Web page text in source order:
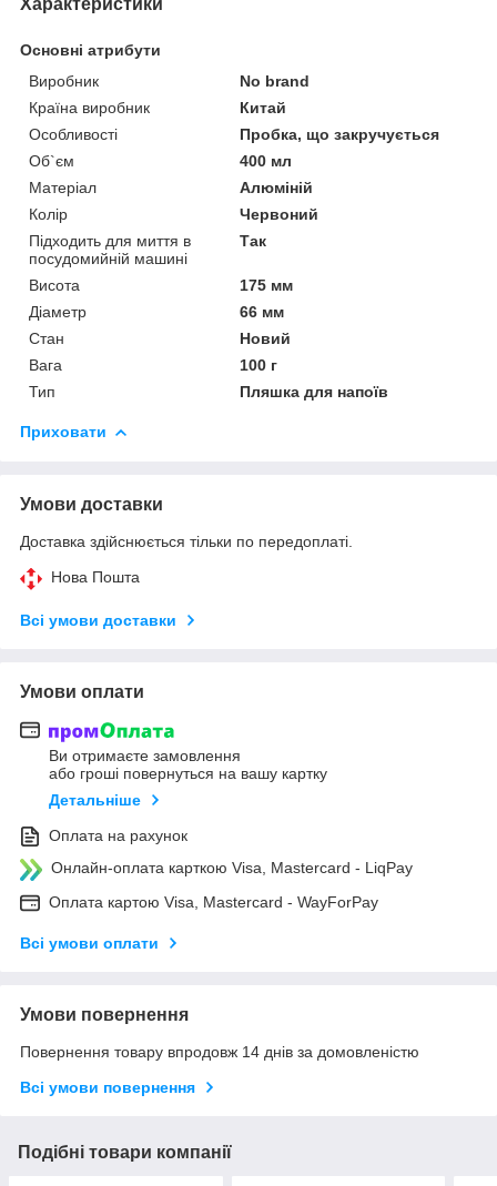
Основні атрибути
Виробник
No brand
Країна виробник
Китай
Особливості
Пробка, що закручується
Об`єм
400 мл
Матеріал
Алюміній
Колір
Червоний
Підходить для миття в
посудомийній машині
Так
Висота
175 мм
Діаметр
66 мм
Стан
Новий
Вага
100 г
Тип
Пляшка для напоїв
Приховати
Умови доставки
Доставка здійснюється тільки по передоплаті.
Нова Пошта
Всі умови доставки
Умови оплати
Ви отримаєте замовлення
або гроші повернуться на вашу картку
Детальніше
Оплата на рахунок
Онлайн-оплата карткою Visa, Mastercard - LiqPay
Оплата картою Visa, Mastercard - WayForPay
Всі умови оплати
Умови повернення
Повернення товару впродовж 14 днів за домовленістю
Всі умови повернення
Подібні товари компанії